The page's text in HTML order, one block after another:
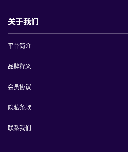
关于我们
平台简介
品牌释义
会员协议
隐私条款
联系我们